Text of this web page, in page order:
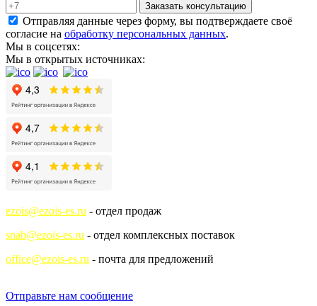
Заказать консультацию
Отправляя данные через форму, вы подтверждаете своё
согласие на обработку персональных данных.
Мы в соцсетях:
Мы в открытых источниках:
ezois@ezois-es.ru - отдел продаж
snab@ezois-es.ru - отдел комплексных поставок
office@ezois-es.ru - почта для предложений
Отправьте нам сообщение